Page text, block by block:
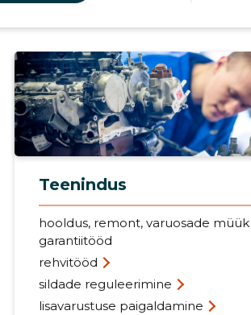
AUTOBON.EE
Teenindus
hooldus, remont, varuosade müük
garantiitööd
rehvitööd
sildade reguleerimine
lisavarustuse paigaldamine